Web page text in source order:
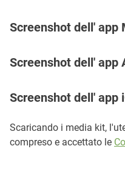
Screenshot dell' app
Screenshot dell' app
Screenshot dell' app
Scaricando i media kit,
compreso e accettato le